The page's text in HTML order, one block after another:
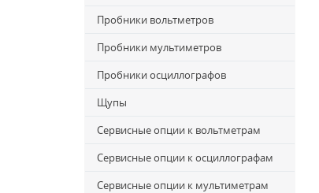
Пробники вольтметров
Пробники мультиметров
Пробники осциллографов
Щупы
Сервисные опции к вольтметрам
Сервисные опции к осциллографам
Сервисные опции к мультиметрам